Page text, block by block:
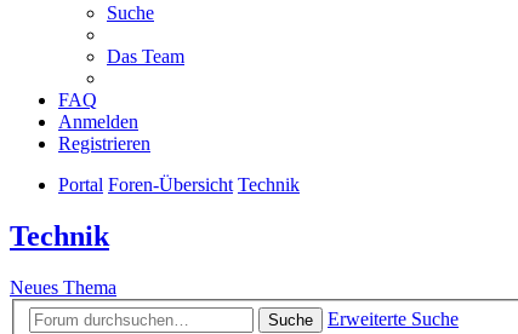
Suche
Das Team
FAQ
Anmelden
Registrieren
Portal Foren-Übersicht Technik
Technik
Neues Thema
Suche
Erweiterte Suche